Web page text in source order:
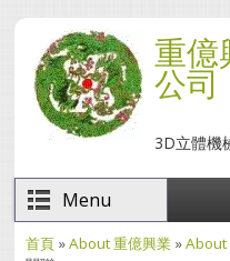
移至主內容 重億
公司
3D立體機
Menu
首頁 »About 重億興業 »About